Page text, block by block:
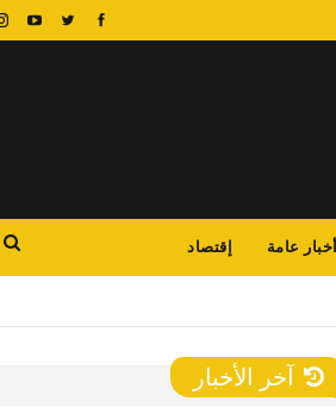
أخبار عامة إقتصاد
آخر الأخبار